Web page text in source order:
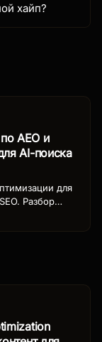
хайп?
AEO и
AI-поиска
для
Разбор